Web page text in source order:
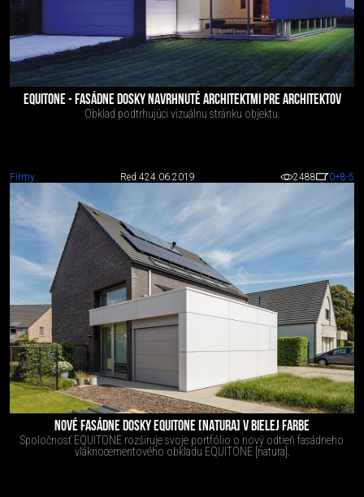
EQUITONE - FASÁDNE DOSKY NAVRHNUTÉ ARCHITEKTMI PRE ARCHITEKTOV
Obklad podtrhujúci vizuálnu stránku objektu.
Firmy Red 424.06.2019 2488 0+8-5
NOVÉ FASÁDNE DOSKY EQUITONE [NATURA] V BIELEJ FARBE
Spoločnosť EQUITONE rozširuje svoje portfólio o nový odtieň fasádneho
vláknocementového obkladu EQUITONE [natura].